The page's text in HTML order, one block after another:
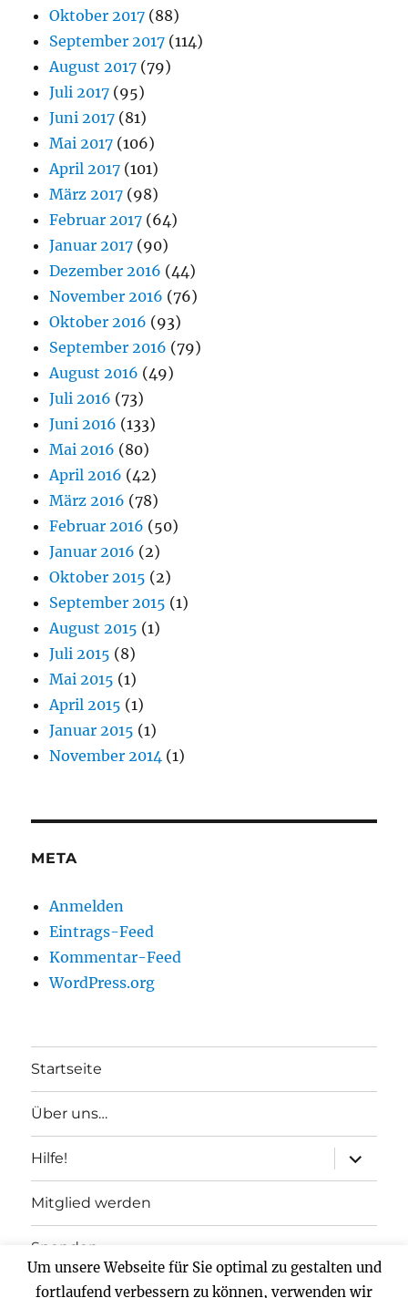
Oktober 2017 (88)
September 2017 (114)
August 2017 (79)
Juli 2017 (95)
Juni 2017 (81)
Mai 2017 (106)
April 2017 (101)
März 2017 (98)
Februar 2017 (64)
Januar 2017 (90)
Dezember 2016 (44)
November 2016 (76)
Oktober 2016 (93)
September 2016 (79)
August 2016 (49)
Juli 2016 (73)
Juni 2016 (133)
Mai 2016 (80)
April 2016 (42)
März 2016 (78)
Februar 2016 (50)
Januar 2016 (2)
Oktober 2015 (2)
September 2015 (1)
August 2015 (1)
Juli 2015 (8)
Mai 2015 (1)
April 2015 (1)
Januar 2015 (1)
November 2014 (1)
META
Anmelden
Eintrags-Feed
Kommentar-Feed
WordPress.org
Startseite
Über uns…
Hilfe!
anzeigen
Mitglied werden
Spenden
Impressum
Um unsere Webseite für Sie optimal zu gestalten und
fortlaufend verbessern zu können, verwenden wir